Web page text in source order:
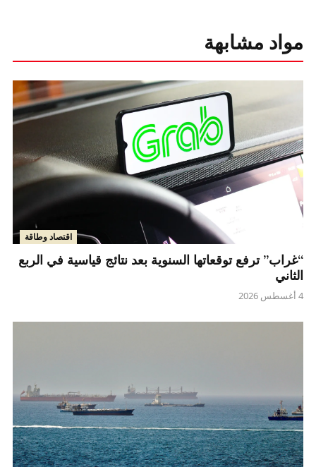
مواد مشابهة
اقتصاد وطاقة
“غراب” ترفع توقعاتها السنوية بعد نتائج قياسية في الربع
الثاني
4 أغسطس 2026